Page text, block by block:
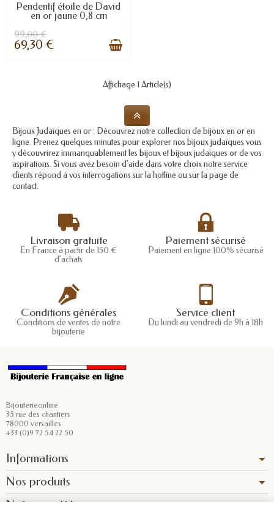
Pendentif étoile de David
en or jaune 0,8 cm
99,00 €
69,30 €
Affichage 1 Article(s)
Bijoux Judaïques en or : Découvrez notre collection de bijoux en or en
ligne. Prenez quelques minutes pour explorer nos bijoux judaïques vous
y découvrirez immanquablement les bijoux et bijoux judaïques or de vos
aspirations. Si vous avez besoin d'aide dans votre choix notre service
clients répond à vos interrogations sur la hotline ou sur la page de
contact.
Livraison gratuite
En France à partir de 150 €
d'achats
Paiement sécurisé
Paiement en ligne 100% sécurisé
Conditions générales
Conditions de ventes de notre
bijouterie
Service client
Du lundi au vendredi de 9h à 18h
Bijouterieonline
35 rue des chantiers
78000 versailles
+33 (0)9 72 54 22 50
Informations
Nos produits
Notre société